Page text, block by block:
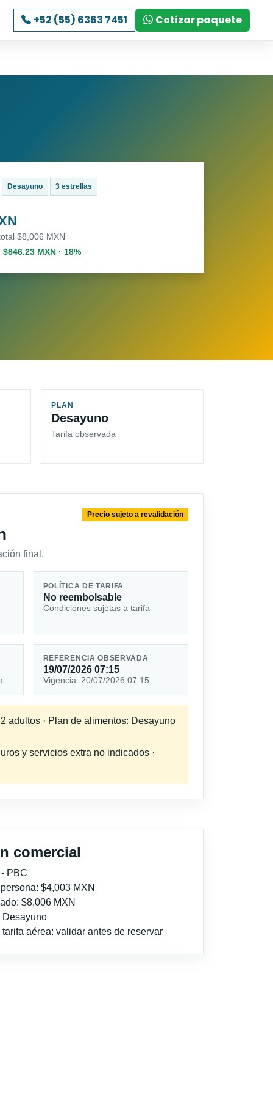
+52 (55) 6363 7451 Cotizar paquete
Desayuno 3 estrellas
$8,006 MXN
MXN · 18%
PLAN
Desayuno
Tarifa observada
final.
Precio sujeto a revalidación
POLÍTICA DE TARIFA
No reembolsable
Condiciones sujetas a tarifa
REFERENCIA OBSERVADA
19/07/2026 07:15
Vigencia: 20/07/2026 07:15
adultos · Plan de alimentos: Desayuno
y servicios extra no indicados ·
comercial
PBC
$4,003 MXN
$8,006 MXN
Desayuno
aérea: validar antes de reservar